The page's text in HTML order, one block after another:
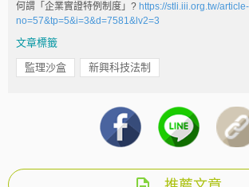
何謂「企業實證特例制度」? https://stli.iii.org.tw/
no=57&tp=5&i=3&d=7581&lv2=3
文章標籤
監理沙盒 新興科技法制